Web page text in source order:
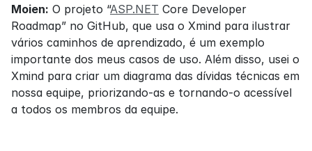
Moien: O projeto “ASP.NET Core Developer
Roadmap” no GitHub, que usa o Xmind para ilustrar
vários caminhos de aprendizado, é um exemplo
importante dos meus casos de uso. Além disso, usei o
Xmind para criar um diagrama das dívidas técnicas em
nossa equipe, priorizando-as e tornando-o acessível
a todos os membros da equipe.